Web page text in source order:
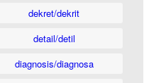
dekret/dekrit
detail/detil
diagnosis/diagnosa